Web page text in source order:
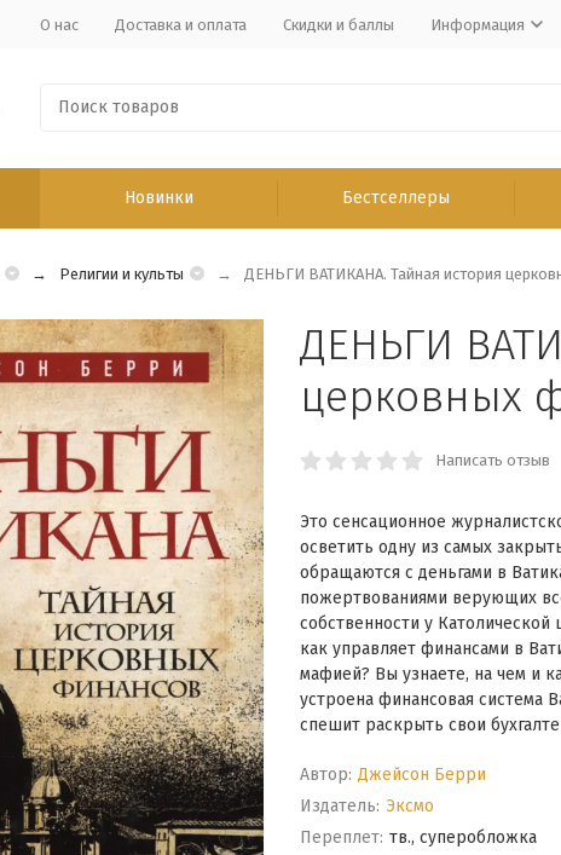
О нас Доставка и оплата Скидки и баллы Информация
Новинки Бестселлеры
Религии и культы ДЕНЬГИ ВАТИКАНА. Тайная история
ДЕНЬГИ
церковных
Написать отзыв
Это сенсационное
осветить одну из самых
обращаются с деньгами в
пожертвованиями верующих
собственности у
как управляет финансами в
мафией? Вы узнаете, на чем и
устроена финансовая система
спешит раскрыть свои
Автор: Джейсон Берри
Издатель: Эксмо
Переплет: тв., суперобложка